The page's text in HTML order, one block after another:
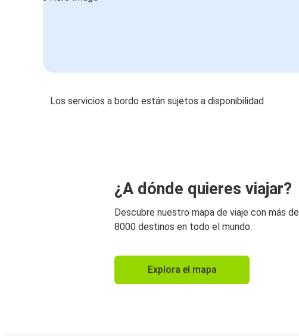
Los servicios a bordo están sujetos a disponibilidad
¿A dónde quieres viajar?
Descubre nuestro mapa de viaje con más de
8000 destinos en todo el mundo.
Explora el mapa